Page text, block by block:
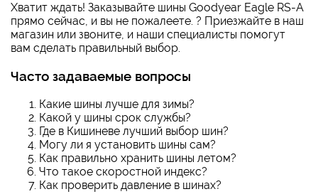
Хватит ждать! Заказывайте шины Goodyear Eagle RS-A
прямо сейчас, и вы не пожалеете. ? Приезжайте в наш
магазин или звоните, и наши специалисты помогут
вам сделать правильный выбор.
Часто задаваемые вопросы
Какие шины лучше для зимы?
Какой у шины срок службы?
Где в Кишиневе лучший выбор шин?
Могу ли я установить шины сам?
Как правильно хранить шины летом?
Что такое скоростной индекс?
Как проверить давление в шинах?